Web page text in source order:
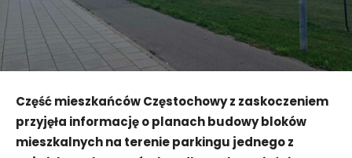
Część mieszkańców Częstochowy z zaskoczeniem
przyjęła informację o planach budowy bloków
mieszkalnych na terenie parkingu jednego z